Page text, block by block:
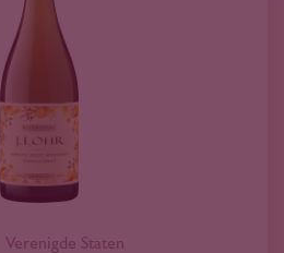
Verenigde Staten